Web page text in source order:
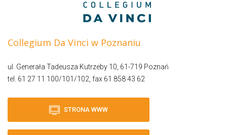
Collegium Da Vinci w Poznaniu
ul. Generała Tadeusza Kutrzeby 10, 61-719 Poznań
tel. 61 27 11 100/101/102, fax 61 858 43 62
STRONA WWW